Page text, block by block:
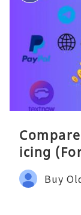
icing
Buy